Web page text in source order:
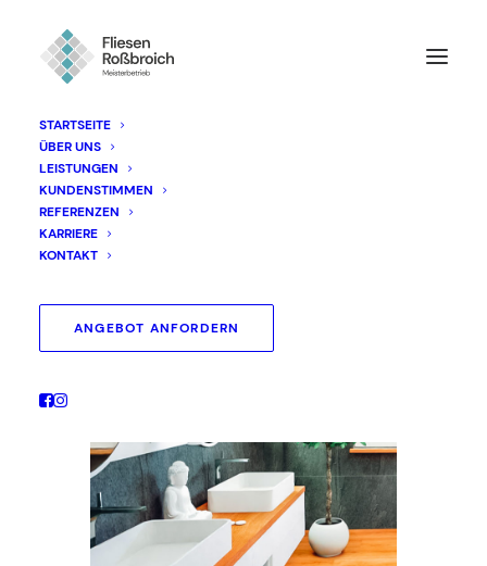
STARTSEITE
ÜBER UNS
LEISTUNGEN
KUNDENSTIMMEN
REFERENZEN
KARRIERE
KONTAKT
ANGEBOT ANFORDERN